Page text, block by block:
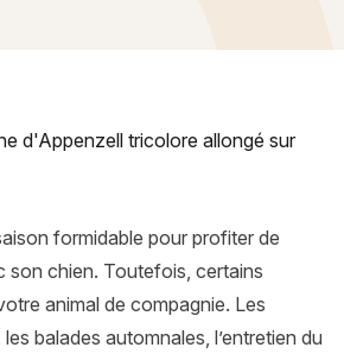
de son chien en automne ?
formidable pour profiter de
son chien. Toutefois, certains
animal de compagnie. Les
balades automnales, l’entretien du